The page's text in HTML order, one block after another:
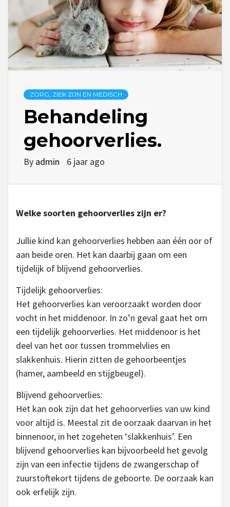
ZORG, ZIEK ZIJN EN MEDISCH
Behandeling
gehoorverlies.
By admin 6 jaar ago
Welke soorten gehoorverlies zijn er?
Jullie kind kan gehoorverlies hebben aan één oor of
aan beide oren. Het kan daarbij gaan om een
tijdelijk of blijvend gehoorverlies.
Tijdelijk gehoorverlies:
Het gehoorverlies kan veroorzaakt worden door
vocht in het middenoor. In zo’n geval gaat het om
een tijdelijk gehoorverlies. Het middenoor is het
deel van het oor tussen trommelvlies en
slakkenhuis. Hierin zitten de gehoorbeentjes
(hamer, aambeeld en stijgbeugel).
Blijvend gehoorverlies:
Het kan ook zijn dat het gehoorverlies van uw kind
voor altijd is. Meestal zit de oorzaak daarvan in het
binnenoor, in het zogeheten ‘slakkenhuis’. Een
blijvend gehoorverlies kan bijvoorbeeld het gevolg
zijn van een infectie tijdens de zwangerschap of
zuurstoftekort tijdens de geboorte. De oorzaak kan
ook erfelijk zijn.